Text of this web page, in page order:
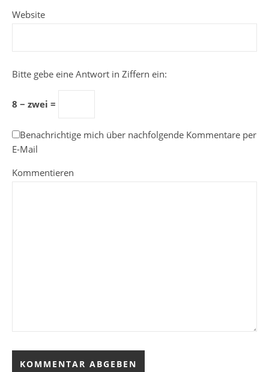
Website
Bitte gebe eine Antwort in Ziffern ein:
8 − zwei =
Benachrichtige mich über nachfolgende Kommentare per
E-Mail
Kommentieren